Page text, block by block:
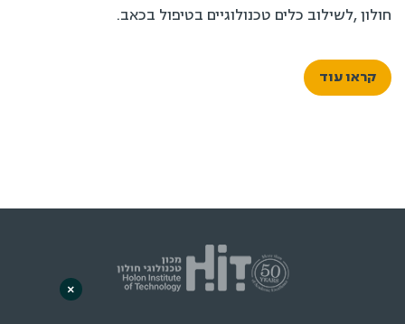
חולון ,לשילוב כלים טכנולוגיים בטיפול בכאב.
קראו עוד
×